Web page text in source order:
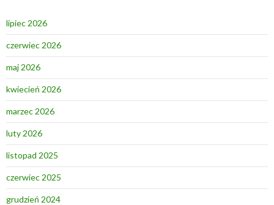
lipiec 2026
czerwiec 2026
maj 2026
kwiecień 2026
marzec 2026
luty 2026
listopad 2025
czerwiec 2025
grudzień 2024